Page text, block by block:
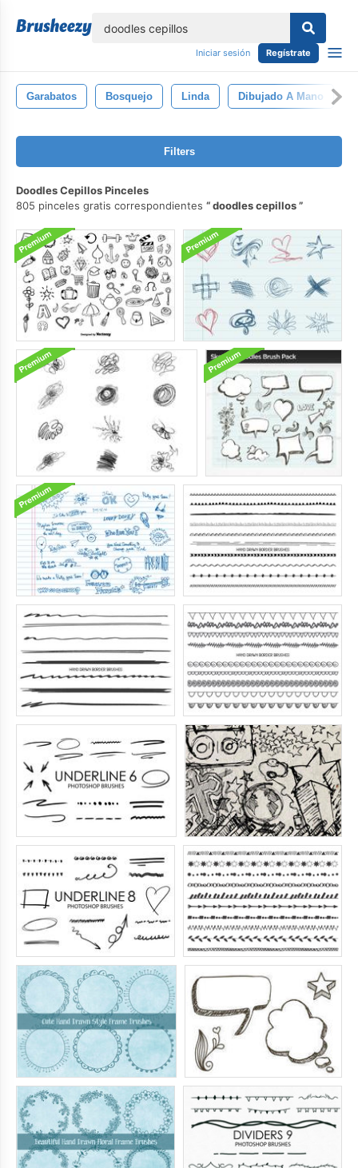
Iniciar sesión Regístrate
Garabatos Bosquejo Linda Dibujado A Mano
Filters
Doodles Cepillos Pinceles
805 pinceles gratis correspondientes
doodles cepillos